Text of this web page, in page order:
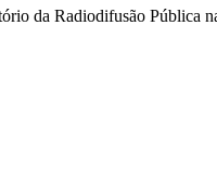
da Radiodifusão Pública